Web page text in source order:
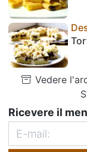
Vedere
Ricevere il